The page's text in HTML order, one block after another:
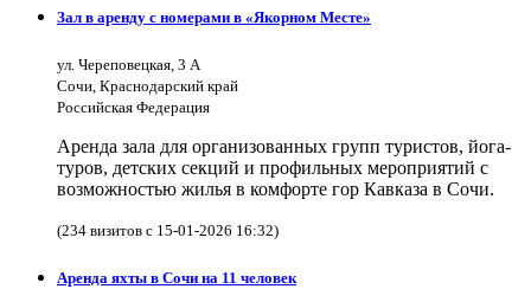
Зал в аренду с номерами в «Якорном Месте»
ул. Череповецкая, 3 А
Сочи, Краснодарский край
Российская Федерация
Аренда зала для организованных групп туристов, йога-
туров, детских секций и профильных мероприятий с
возможностью жилья в комфорте гор Кавказа в Сочи.
(234 визитов с 15-01-2026 16:32)
Аренда яхты в Сочи на 11 человек